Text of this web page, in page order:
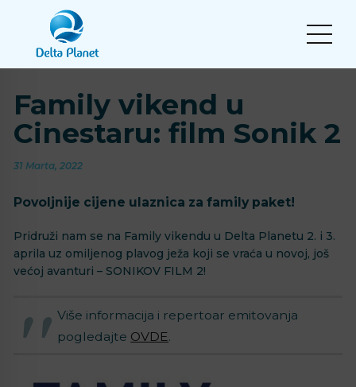
Family vikend u
Cinestaru: film Sonik 2
31 Marta, 2022
Povoljnije cijene ulaznica za family paket!
Pridruži nam se na Family vikendu u Delta Planetu 2. i 3.
aprila uz omiljenog plavog ježa koji se vraća u novoj, još
većoj avanturi – SONIKOV FILM 2!
Više informacija i repertoar emitovanja
pogledajte OVDE.